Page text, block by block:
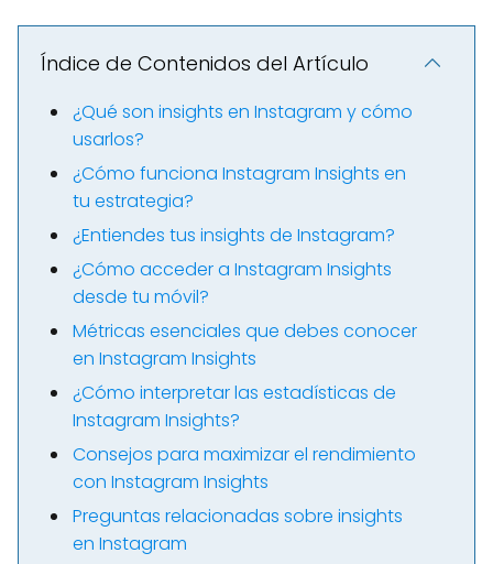
Índice de Contenidos del Artículo
¿Qué son insights en Instagram y cómo
usarlos?
¿Cómo funciona Instagram Insights en
tu estrategia?
¿Entiendes tus insights de Instagram?
¿Cómo acceder a Instagram Insights
desde tu móvil?
Métricas esenciales que debes conocer
en Instagram Insights
¿Cómo interpretar las estadísticas de
Instagram Insights?
Consejos para maximizar el rendimiento
con Instagram Insights
Preguntas relacionadas sobre insights
en Instagram